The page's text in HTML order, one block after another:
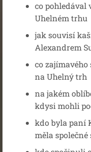
co pohledával
Uhelném trhu
jak souvisí
Alexandrem
co
na Uhelný trh
na jakém
kdysi mohli
kdo byla paní
měla